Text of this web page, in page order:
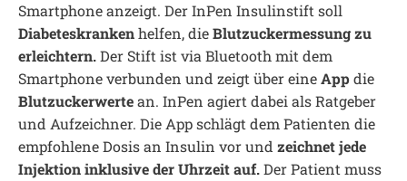
Smartphone anzeigt. Der InPen Insulinstift soll
Diabeteskrankenhelfen, dieBlutzuckermessung zu
erleichtern.Der Stift ist via Bluetooth mit dem
Smartphone verbunden und zeigt über eineAppdie
Blutzuckerwertean. InPen agiert dabei als Ratgeber
und Aufzeichner. Die App schlägt dem Patienten die
empfohlene Dosis an Insulin vor und zeichnet jede
Injektion inklusive der Uhrzeit auf.Der Patient muss